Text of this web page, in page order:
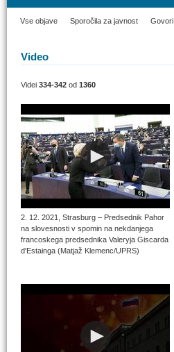
Vse objave Sporočila za javnost Govori
Video
Videi 334-342 od 1360
2. 12. 2021, Strasburg – Predsednik Pahor
na slovesnosti v spomin na nekdanjega
francoskega predsednika Valeryja Giscarda
d'Estainga (Matjaž Klemenc/UPRS)